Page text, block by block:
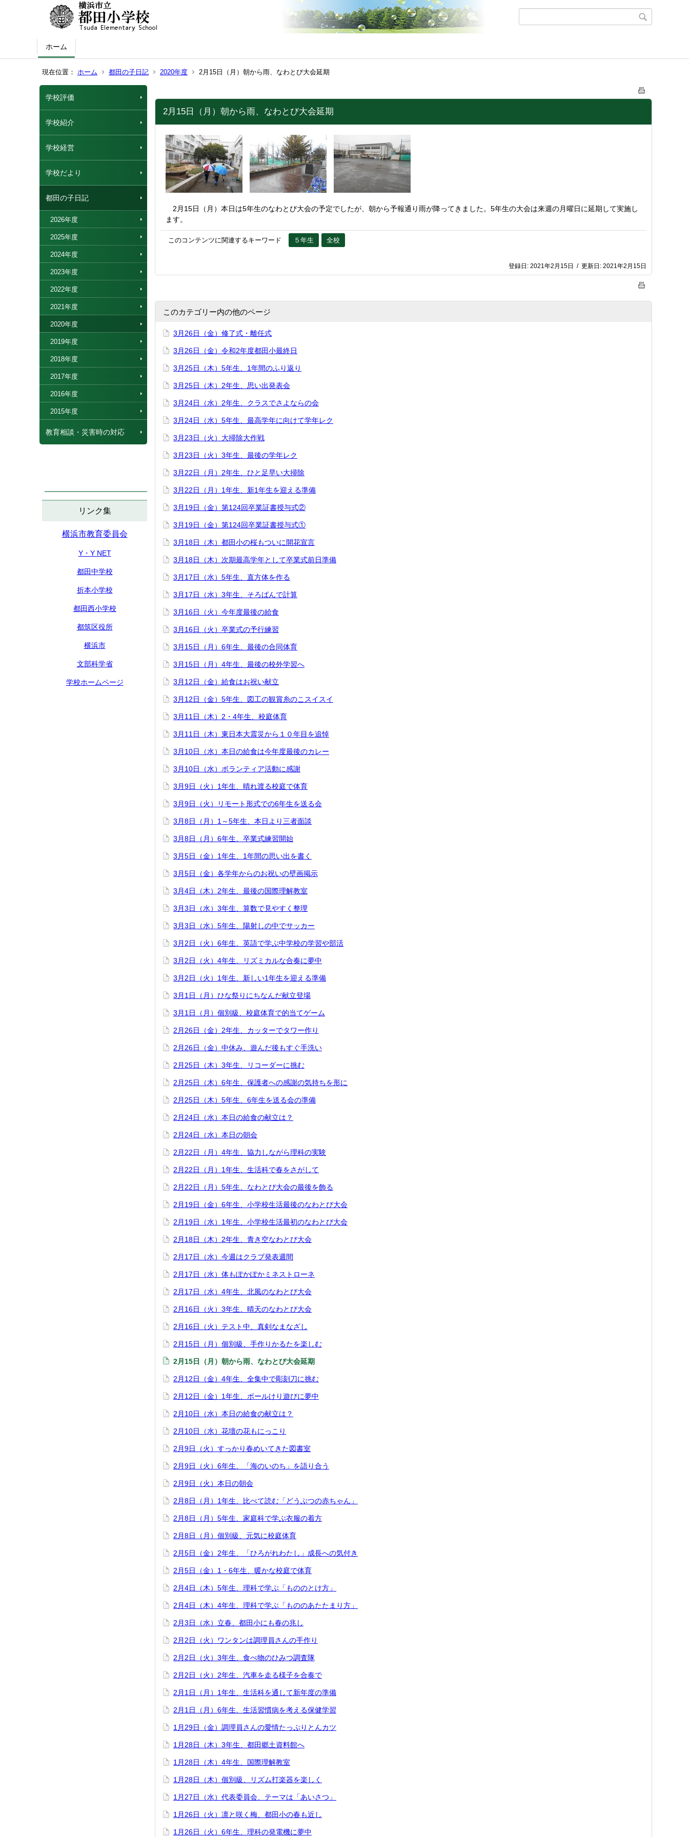
ホーム
現在位置： ホーム 都田の子日記 2020年度 2月15日（月）朝から雨、なわとび大会延期
学校評価
学校紹介
学校経営
学校だより
都田の子日記
2026年度
2025年度
2024年度
2023年度
2022年度
2021年度
2020年度
2019年度
2018年度
2017年度
2016年度
2015年度
教育相談・災害時の対応
リンク集
横浜市教育委員会
Y・Y NET
都田中学校
折本小学校
都田西小学校
都筑区役所
横浜市
文部科学省
学校ホームページ
2月15日（月）朝から雨、なわとび大会延期
2月15日（月）本日は5年生のなわとび大会の予定でしたが、朝から予報通り雨が降ってきました。5年生の大会は来週の月曜日に延期して実施し
ます。
このコンテンツに関連するキーワード ５年生 全校
登録日: 2021年2月15日 / 更新日: 2021年2月15日
このカテゴリー内の他のページ
3月26日（金）修了式・離任式
3月26日（金）令和2年度都田小最終日
3月25日（木）5年生、1年間のふり返り
3月25日（木）2年生、思い出発表会
3月24日（水）2年生、クラスでさよならの会
3月24日（水）5年生、最高学年に向けて学年レク
3月23日（火）大掃除大作戦
3月23日（火）3年生、最後の学年レク
3月22日（月）2年生、ひと足早い大掃除
3月22日（月）1年生、新1年生を迎える準備
3月19日（金）第124回卒業証書授与式②
3月19日（金）第124回卒業証書授与式①
3月18日（木）都田小の桜もついに開花宣言
3月18日（木）次期最高学年として卒業式前日準備
3月17日（水）5年生、直方体を作る
3月17日（水）3年生、そろばんで計算
3月16日（火）今年度最後の給食
3月16日（火）卒業式の予行練習
3月15日（月）6年生、最後の合同体育
3月15日（月）4年生、最後の校外学習へ
3月12日（金）給食はお祝い献立
3月12日（金）5年生、図工の観賞糸のこスイスイ
3月11日（木）2・4年生、校庭体育
3月11日（木）東日本大震災から１０年目を追悼
3月10日（水）本日の給食は今年度最後のカレー
3月10日（水）ボランティア活動に感謝
3月9日（火）1年生、晴れ渡る校庭で体育
3月9日（火）リモート形式での6年生を送る会
3月8日（月）1～5年生、本日より三者面談
3月8日（月）6年生、卒業式練習開始
3月5日（金）1年生、1年間の思い出を書く
3月5日（金）各学年からのお祝いの壁画掲示
3月4日（木）2年生、最後の国際理解教室
3月3日（水）3年生、算数で見やすく整理
3月3日（水）5年生、陽射しの中でサッカー
3月2日（火）6年生、英語で学ぶ中学校の学習や部活
3月2日（火）4年生、リズミカルな合奏に夢中
3月2日（火）1年生、新しい1年生を迎える準備
3月1日（月）ひな祭りにちなんだ献立登場
3月1日（月）個別級、校庭体育で的当てゲーム
2月26日（金）2年生、カッターでタワー作り
2月26日（金）中休み、遊んだ後もすぐ手洗い
2月25日（木）3年生、リコーダーに挑む
2月25日（木）6年生、保護者への感謝の気持ちを形に
2月25日（木）5年生、6年生を送る会の準備
2月24日（水）本日の給食の献立は？
2月24日（水）本日の朝会
2月22日（月）4年生、協力しながら理科の実験
2月22日（月）1年生、生活科で春をさがして
2月22日（月）5年生、なわとび大会の最後を飾る
2月19日（金）6年生、小学校生活最後のなわとび大会
2月19日（水）1年生、小学校生活最初のなわとび大会
2月18日（木）2年生、青き空なわとび大会
2月17日（水）今週はクラブ発表週間
2月17日（水）体もぽかぽかミネストローネ
2月17日（水）4年生、北風のなわとび大会
2月16日（火）3年生、晴天のなわとび大会
2月16日（火）テスト中、真剣なまなざし
2月15日（月）個別級、手作りかるたを楽しむ
2月15日（月）朝から雨、なわとび大会延期
2月12日（金）4年生、全集中で彫刻刀に挑む
2月12日（金）1年生、ボールけり遊びに夢中
2月10日（水）本日の給食の献立は？
2月10日（水）花壇の花もにっこり
2月9日（火）すっかり春めいてきた図書室
2月9日（火）6年生、「海のいのち」を語り合う
2月9日（火）本日の朝会
2月8日（月）1年生、比べて読む「どうぶつの赤ちゃん」
2月8日（月）5年生、家庭科で学ぶ衣服の着方
2月8日（月）個別級、元気に校庭体育
2月5日（金）2年生、「ひろがれわたし」成長への気付き
2月5日（金）1・6年生、暖かな校庭で体育
2月4日（木）5年生、理科で学ぶ「もののとけ方」
2月4日（木）4年生、理科で学ぶ「もののあたたまり方」
2月3日（水）立春、都田小にも春の兆し
2月2日（火）ワンタンは調理員さんの手作り
2月2日（火）3年生、食べ物のひみつ調査隊
2月2日（火）2年生、汽車を走る様子を合奏で
2月1日（月）1年生、生活科を通して新年度の準備
2月1日（月）6年生、生活習慣病を考える保健学習
1月29日（金）調理員さんの愛情たっぷりとんカツ
1月28日（木）3年生、都田郷土資料館へ
1月28日（木）4年生、国際理解教室
1月28日（木）個別級、リズム打楽器を楽しく
1月27日（水）代表委員会、テーマは「あいさつ」
1月26日（火）凛と咲く梅、都田小の春も近し
1月26日（火）6年生、理科の発電機に夢中